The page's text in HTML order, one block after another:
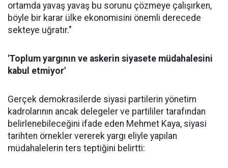
ortamda yavaş yavaş bu sorunu çözmeye çalışırken,
böyle bir karar ülke ekonomisini önemli derecede
sekteye uğratır."
'Toplum yargının ve askerin siyasete müdahalesini
kabul etmiyor'
Gerçek demokrasilerde siyasi partilerin yönetim
kadrolarının ancak delegeler ve partililer tarafından
belirlenebileceğini ifade eden Mehmet Kaya, siyasi
tarihten örnekler vererek yargı eliyle yapılan
müdahalelerin ters teptiğini belirtti: